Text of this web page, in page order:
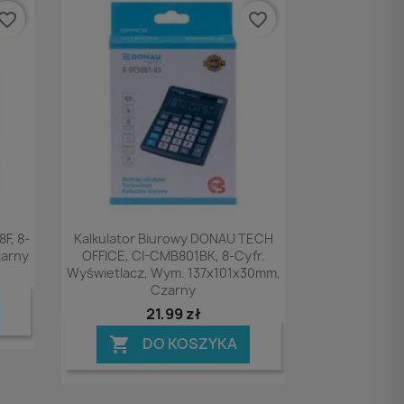
8-
Podgląd
Kalkulator Biurowy DONAU TECH
OFFICE, CI-CMB801BK, 8-Cyfr.
Wyświetlacz, Wym. 137x101x30mm,
Czarny
21,99 zł
 DO KOSZYKA
favorite_border